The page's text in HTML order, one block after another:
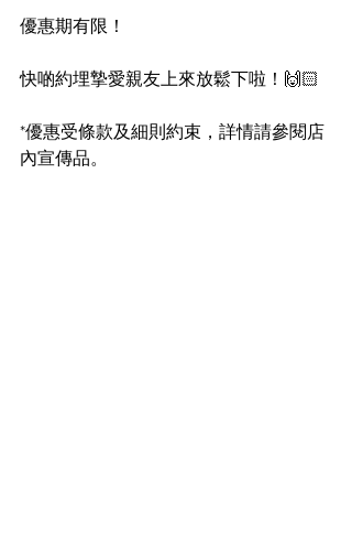
優惠期有限！
快啲約埋摯愛親友上來放鬆下啦！🙌🏻
*優惠受條款及細則約束，詳情請參閱店
內宣傳品。